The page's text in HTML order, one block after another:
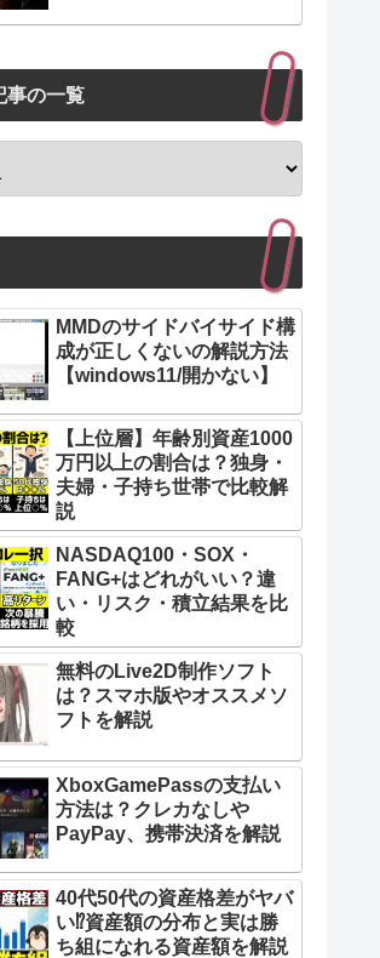
事の一覧
MMDのサイドバイサイド構
成が正しくないの解説方法
【windows11/開かない】
【上位層】年齢別資産1000
万円以上の割合は？独身・
夫婦・子持ち世帯で比較解
説
NASDAQ100・SOX・
FANG+はどれがいい？違
い・リスク・積立結果を比
較
無料のLive2D制作ソフト
は？スマホ版やオススメソ
フトを解説
XboxGamePassの支払い
方法は？クレカなしや
PayPay、携帯決済を解説
40代50代の資産格差がヤバ
い⁉︎資産額の分布と実は勝
ち組になれる資産額を解説